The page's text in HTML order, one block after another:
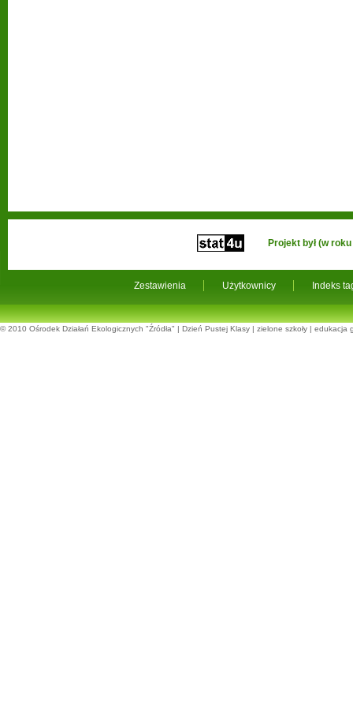
Zestawienia Użytkownicy Indeks
Projekt był (w
© 2010 Ośrodek Działań Ekologicznych "Źródła" | Dzień Pustej Klasy | zielone szkoły | edukacja